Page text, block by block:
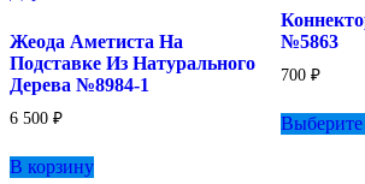
Жеода Аметиста На
Подставке Из Натурального
Дерева №8984-1
6 500 ₽
В корзину
№5863
700 ₽